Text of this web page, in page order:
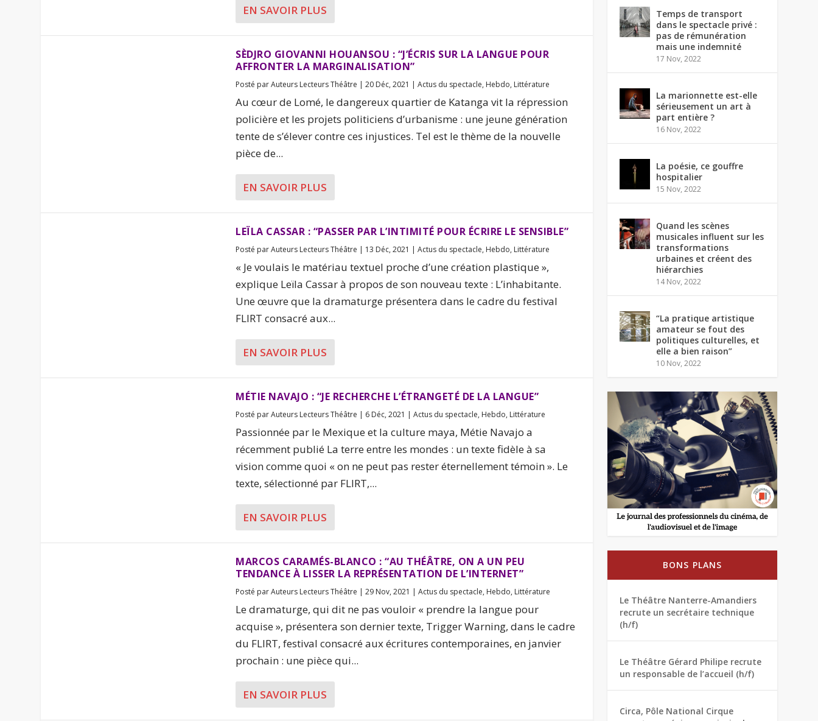
EN SAVOIR PLUS
SÈDJRO GIOVANNI HOUANSOU : “J’ÉCRIS SUR LA LANGUE POUR
AFFRONTER LA MARGINALISATION”
Posté parAuteurs Lecteurs Théâtre |20 Déc, 2021 |Actus du spectacle, Hebdo, Littérature
Au cœur de Lomé, le dangereux quartier de Katanga vit la répression
policière et les projets politiciens d’urbanisme : une jeune génération
tente de s’élever contre ces injustices. Tel est le thème de la nouvelle
pièce de...
EN SAVOIR PLUS
LEÏLA CASSAR : “PASSER PAR L’INTIMITÉ POUR ÉCRIRE LE SENSIBLE”
Posté parAuteurs Lecteurs Théâtre | 13 Déc, 2021 |Actus du spectacle, Hebdo, Littérature
« Je voulais le matériau textuel proche d’une création plastique »,
explique Leïla Cassar à propos de son nouveau texte : L’inhabitante.
Une œuvre que la dramaturge présentera dans le cadre du festival
FLIRT consacré aux...
EN SAVOIR PLUS
MÉTIE NAVAJO : “JE RECHERCHE L’ÉTRANGETÉ DE LA LANGUE”
Posté parAuteurs Lecteurs Théâtre | 6 Déc, 2021 |Actus du spectacle, Hebdo, Littérature
Passionnée par le Mexique et la culture maya, Métie Navajo a
récemment publié La terre entre les mondes : un texte fidèle à sa
vision comme quoi « on ne peut pas rester éternellement témoin ». Le
texte, sélectionné par FLIRT,...
EN SAVOIR PLUS
MARCOS CARAMÉS-BLANCO : “AU THÉÂTRE, ON A UN PEU
TENDANCE À LISSER LA REPRÉSENTATION DE L’INTERNET”
Posté parAuteurs Lecteurs Théâtre |29 Nov, 2021 |Actus du spectacle, Hebdo, Littérature
Le dramaturge, qui dit ne pas vouloir « prendre la langue pour
acquise », présentera son dernier texte, Trigger Warning, dans le cadre
du FLIRT, festival consacré aux écritures contemporaines, en janvier
prochain : une pièce qui...
EN SAVOIR PLUS
Temps de transport
dans le spectacle privé :
pas de rémunération
mais une indemnité
17 Nov, 2022
La marionnette est-elle
sérieusement un art à
part entière ?
16 Nov, 2022
La poésie, ce gouffre
hospitalier
15 Nov, 2022
Quand les scènes
musicales influent sur les
transformations
urbaines et créent des
hiérarchies
14 Nov, 2022
“La pratique artistique
amateur se fout des
politiques culturelles, et
elle a bien raison”
10 Nov, 2022
BONS PLANS
Le Théâtre Nanterre-Amandiers
recrute un secrétaire technique
(h/f)
Le Théâtre Gérard Philipe recrute
un responsable de l’accueil (h/f)
Circa, Pôle National Cirque